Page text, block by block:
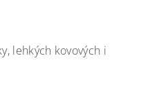
lehkých kovových i